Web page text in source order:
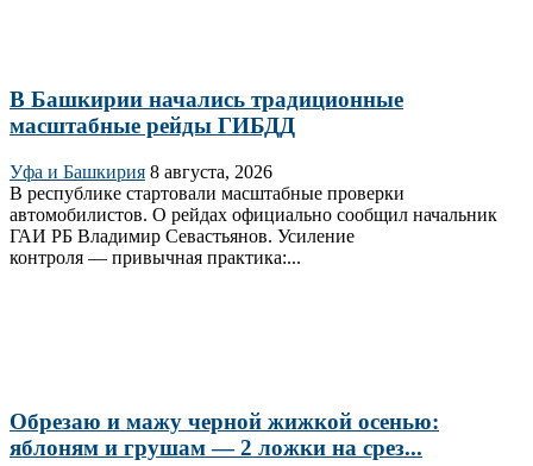
В Башкирии начались традиционные
масштабные рейды ГИБДД
Уфа и Башкирия 8 августа, 2026
В республике стартовали масштабные проверки
автомобилистов. О рейдах официально сообщил начальник
ГАИ РБ Владимир Севастьянов. Усиление
контроля — привычная практика:...
Обрезаю и мажу черной жижкой осенью:
яблоням и грушам — 2 ложки на срез...